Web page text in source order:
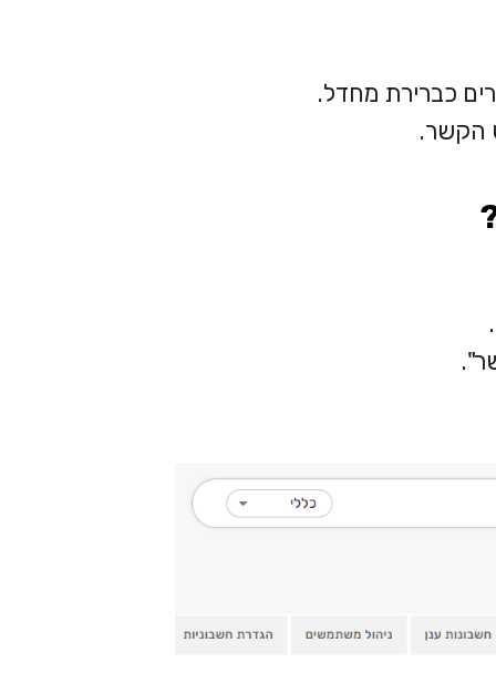
כברירת מחדל.
הקשר.